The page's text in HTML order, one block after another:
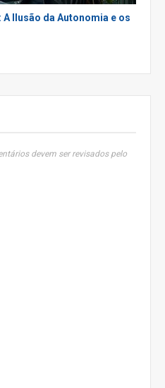
Ilusão da Autonomia e os
devem ser revisados pelo